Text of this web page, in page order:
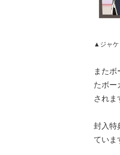
▲ジャケ
また
たボー
されま
封入特
ていま